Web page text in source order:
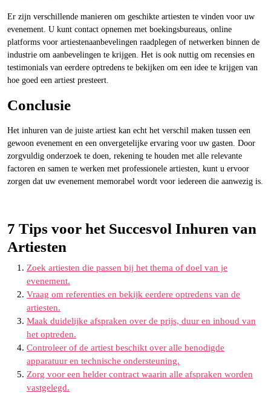
Er zijn verschillende manieren om geschikte artiesten te vinden voor uw
evenement. U kunt contact opnemen met boekingsbureaus, online
platforms voor artiestenaanbevelingen raadplegen of netwerken binnen de
industrie om aanbevelingen te krijgen. Het is ook nuttig om recensies en
testimonials van eerdere optredens te bekijken om een idee te krijgen van
hoe goed een artiest presteert.
Conclusie
Het inhuren van de juiste artiest kan echt het verschil maken tussen een
gewoon evenement en een onvergetelijke ervaring voor uw gasten. Door
zorgvuldig onderzoek te doen, rekening te houden met alle relevante
factoren en samen te werken met professionele artiesten, kunt u ervoor
zorgen dat uw evenement memorabel wordt voor iedereen die aanwezig is.
7 Tips voor het Succesvol Inhuren van
Artiesten
Zoek artiesten die passen bij het thema of doel van je
evenement.
Vraag om referenties en bekijk eerdere optredens van de
artiesten.
Maak duidelijke afspraken over de prijs, duur en inhoud van
het optreden.
Controleer of de artiest beschikt over alle benodigde
apparatuur en technische ondersteuning.
Zorg voor een helder contract waarin alle afspraken worden
vastgelegd.